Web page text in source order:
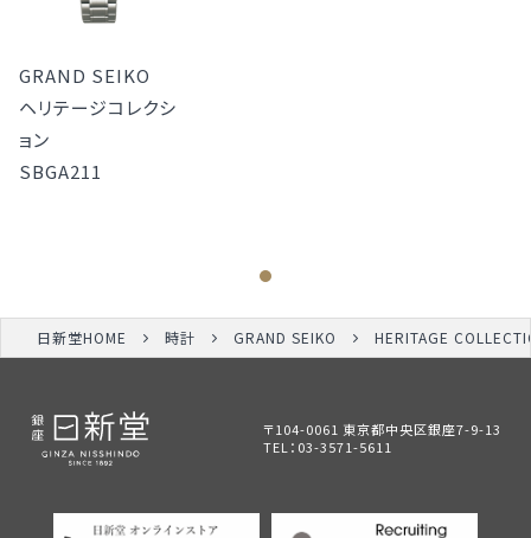
GRAND SEIKO
ヘリテージコレクシ
ョン
SBGA211
日新堂HOME 時計 GRAND SEIKO HERITAGE
〒104-0061 東京都中央区銀座7-9-13
TEL： 03-3571-5611